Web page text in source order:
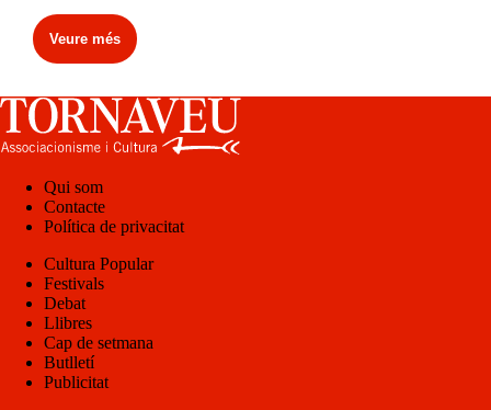
Veure més
Qui som
Contacte
Política de privacitat
Cultura Popular
Festivals
Debat
Llibres
Cap de setmana
Butlletí
Publicitat